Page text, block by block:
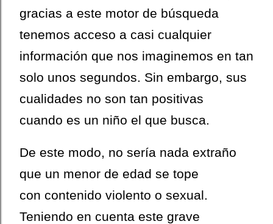
gracias a este motor de búsqueda
tenemos acceso a casi cualquier
información que nos imaginemos en tan
solo unos segundos. Sin embargo, sus
cualidades no son tan positivas
cuando es un niño el que busca.
De este modo, no sería nada extraño
que un menor de edad se tope
con contenido violento o sexual.
Teniendo en cuenta este grave